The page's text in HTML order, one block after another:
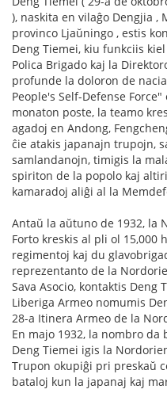
), naskita en vilaĝo Dengjia ,
provinco Ljaŭningo , estis
Deng Tiemei, kiu funkciis
Polica Brigado kaj la
profunde la doloron de
People's Self-Defense
monaton poste, la teamo
agadoj en Andong,
ĉie atakis japanajn trupojn,
samlandanojn, timigis la
spiriton de la popolo kaj
kamaradoj aliĝi al la
Antaŭ la aŭtuno de 1932, la
Forto kreskis al pli ol 15,000
regimentoj kaj du
reprezentanto de la
Sava Asocio, kontaktis Deng
Liberiga Armeo nomumis
28-a Itinera Armeo de la
En majo 1932, la nombro
Deng Tiemei igis la
Trupon okupiĝi pri preskaŭ
bataloj kun la japanaj kaj